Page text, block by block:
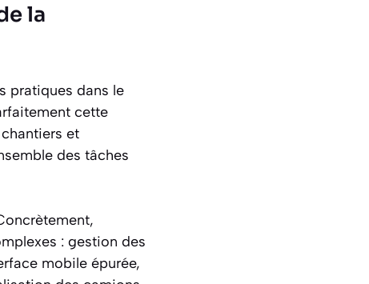
la
pratiques dans le
cette
et
des tâches
: gestion des
mobile épurée,